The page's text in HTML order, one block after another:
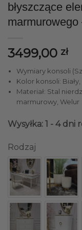
błyszczące
marmurowego
3499,00 zł
Wymiary konsoli
Kolor konsoli:
Materiał: Stal
marmurowy, Welur
Wysyłka: 1 - 4 dni
Rodzaj